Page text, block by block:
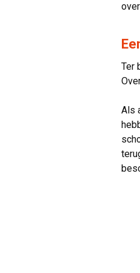
Ter
Als